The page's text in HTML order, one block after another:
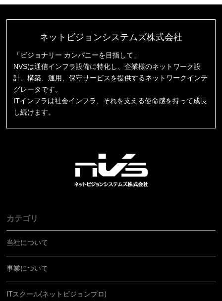
ネットビジョンシステムズ株式会社
「ビジョナリー カンパニーを目指して」
NVSは通信インフラ設備に特化し、企業様のネットワーク設
計、構築、運用、保守サービスを提供するネットワークインテ
グレータです。
ITインフラは社会インフラ、それを支える使命感を持って成長
し続けます。
カテゴリ
当社について
事業について
ITスクール(ネットビジョンプロ)